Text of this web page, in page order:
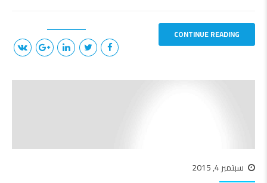
CONTINUE READING
سبتمبر 4, 2015